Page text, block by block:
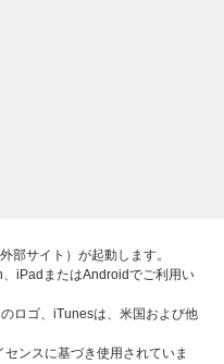
部サイト）が起動します。
iPadまたはAndroidでご利用い
ロゴ、iTunesは、米国および他
ンスに基づき使用されていま